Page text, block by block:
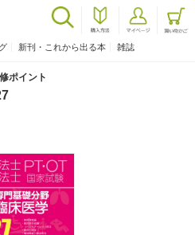
新刊・これから出る本 雑誌
ポイント